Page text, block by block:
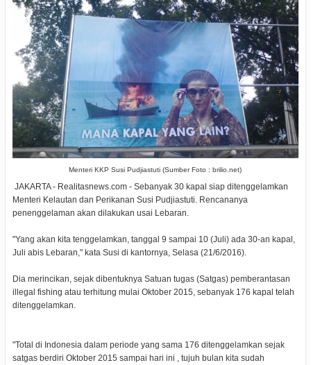
Menteri KKP Susi Pudjiastuti (Sumber Foto : brilio.net)
JAKARTA - Realitasnews.com - Sebanyak 30 kapal siap ditenggelamkan
Menteri Kelautan dan Perikanan Susi Pudjiastuti. Rencananya
penenggelaman akan dilakukan usai Lebaran.
"Yang akan kita tenggelamkan, tanggal 9 sampai 10 (Juli) ada 30-an kapal,
Juli abis Lebaran," kata Susi di kantornya, Selasa (21/6/2016).
Dia merincikan, sejak dibentuknya Satuan tugas (Satgas) pemberantasan
illegal fishing atau terhitung mulai Oktober 2015, sebanyak 176 kapal telah
ditenggelamkan.
"Total di Indonesia dalam periode yang sama 176 ditenggelamkan sejak
satgas berdiri Oktober 2015 sampai hari ini , tujuh bulan kita sudah